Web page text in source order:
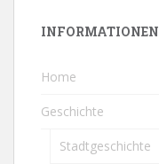
INFORMATIONEN
Home
Geschichte
Stadtgeschichte